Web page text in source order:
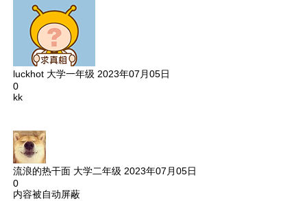
luckhot 大学一年级 2023年07月05日
0
kk
流浪的热干面 大学二年级 2023年07月05日
0
内容被自动屏蔽